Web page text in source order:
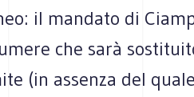
il mandato di
che sarà
(in assenza del